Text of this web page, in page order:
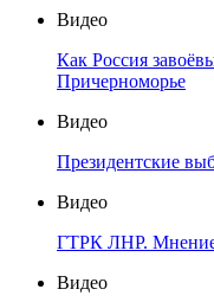
Видео
Как Россия
Причерноморье
Видео
Президентские
Видео
ГТРК ЛНР.
Видео